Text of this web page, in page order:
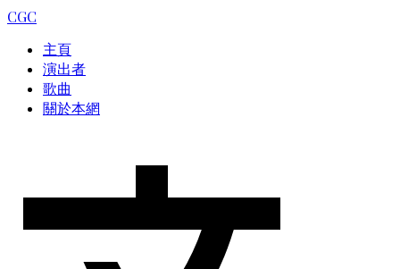
CGC
主頁
演出者
歌曲
關於本網